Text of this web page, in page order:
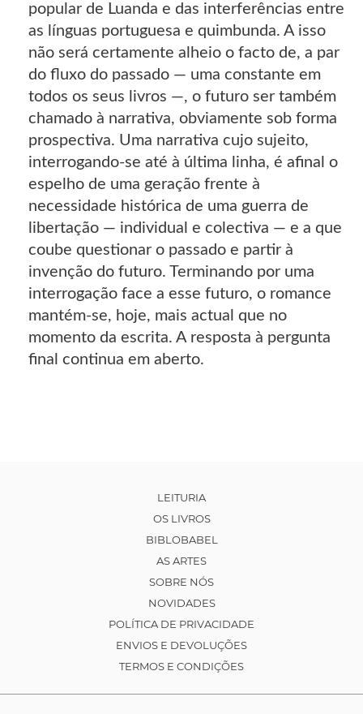
popular de Luanda e das interferências entre
as línguas portuguesa e quimbunda. A isso
não será certamente alheio o facto de, a par
do fluxo do passado — uma constante em
todos os seus livros —, o futuro ser também
chamado à narrativa, obviamente sob forma
prospectiva. Uma narrativa cujo sujeito,
interrogando-se até à última linha, é afinal o
espelho de uma geração frente à
necessidade histórica de uma guerra de
libertação — individual e colectiva — e a que
coube questionar o passado e partir à
invenção do futuro. Terminando por uma
interrogação face a esse futuro, o romance
mantém-se, hoje, mais actual que no
momento da escrita. A resposta à pergunta
final continua em aberto.
LEITURIA
OS LIVROS
BIBLOBABEL
AS ARTES
SOBRE NÓS
NOVIDADES
POLÍTICA DE PRIVACIDADE
ENVIOS E DEVOLUÇÕES
TERMOS E CONDIÇÕES